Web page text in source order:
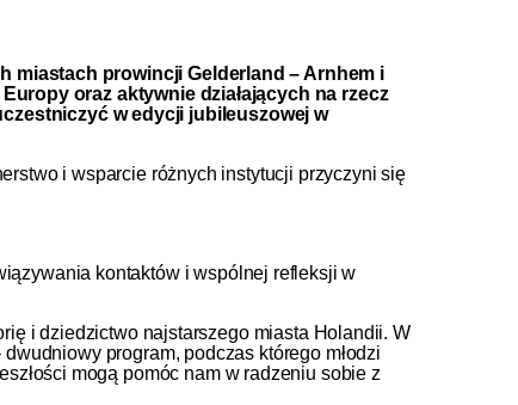
miastach prowincjiGelderland –Arnhem i
oraz aktywnie działających na rzecz
w edycji jubileuszowej w
i wsparcie różnych instytucji przyczyni się
kontaktów i wspólnej refleksji w
i dziedzictwo najstarszego miasta Holandii. W
dwudniowy program, podczas którego młodzi
mogą pomóc nam w radzeniu sobie z